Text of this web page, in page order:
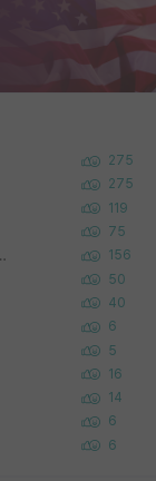
275
275
119
75
각오는 하고 오세요. 156
50
40
6
5
16
14
6
6